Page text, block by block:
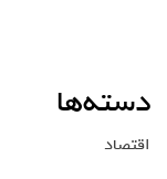
دسته‌ها
اقتصاد